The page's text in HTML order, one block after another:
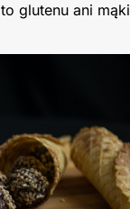
glutenu ani mąki